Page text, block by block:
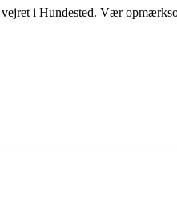
i Hundested. Vær